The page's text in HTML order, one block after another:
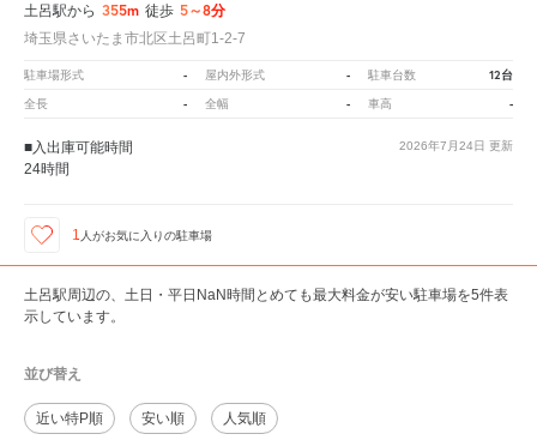
土呂駅から 355m 徒歩 5～8分
埼玉県さいたま市北区土呂町1-2-7
駐車場形式 - 屋内外形式 - 駐車台数 12台
全長 - 全幅 - 車高 -
2026年7月24日 更新
■入出庫可能時間
24時間
1 人がお気に入りの駐車場
土呂駅周辺の、土日・平日NaN時間とめても最大料金が安い駐車場を5件表
示しています。
並び替え
近い特P順 安い順 人気順